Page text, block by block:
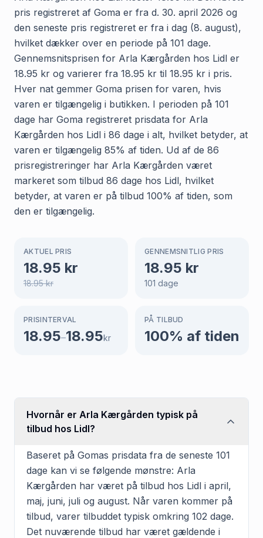
pris registreret af Goma er fra d. 30. april 2026 og
den seneste pris registreret er fra i dag (8. august),
hvilket dækker over en periode på 101 dage.
Gennemsnitsprisen for Arla Kærgården hos Lidl er
18.95 kr og varierer fra 18.95 kr til 18.95 kr i pris.
Hver nat gemmer Goma prisen for varen, hvis
varen er tilgængelig i butikken. I perioden på 101
dage har Goma registreret prisdata for Arla
Kærgården hos Lidl i 86 dage i alt, hvilket betyder, at
varen er tilgængelig 85% af tiden. Ud af de 86
prisregistreringer har Arla Kærgården været
markeret som tilbud 86 dage hos Lidl, hvilket
betyder, at varen er på tilbud 100% af tiden, som
den er tilgængelig.
AKTUEL PRIS
18.95 kr
18.95kr
GENNEMSNITLIG PRIS
18.95 kr
101 dage
PRISINTERVAL
18.95–18.95kr
PÅ TILBUD
100% af tiden
Hvornår er Arla Kærgården typisk på
tilbud hos Lidl?
Baseret på Gomas prisdata fra de seneste 101
dage kan vi se følgende mønstre: Arla
Kærgården har været på tilbud hos Lidl i april,
maj, juni, juli og august. Når varen kommer på
tilbud, varer tilbuddet typisk omkring 102 dage.
Det nuværende tilbud har været gældende i